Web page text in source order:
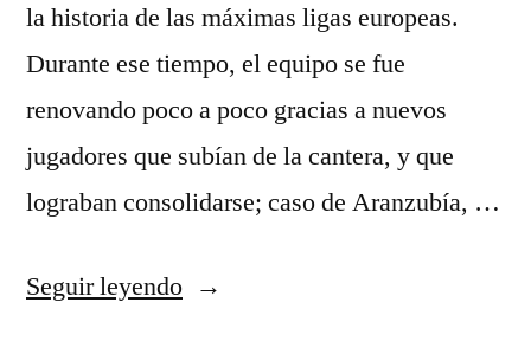
la historia de las máximas ligas europeas.
Durante ese tiempo, el equipo se fue
renovando poco a poco gracias a nuevos
jugadores que subían de la cantera, y que
lograban consolidarse; caso de Aranzubía, …
Seguir leyendo«juventus